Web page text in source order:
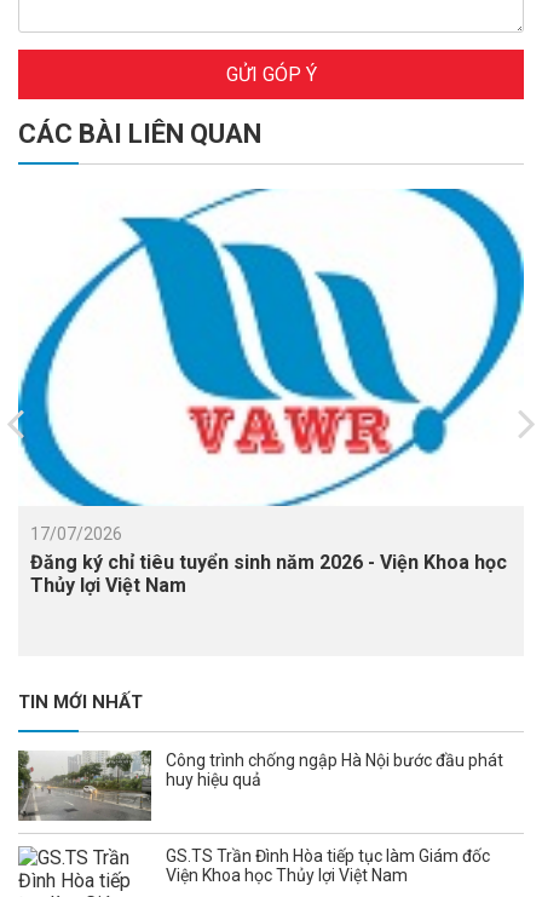
GỬI GÓP Ý
CÁC BÀI LIÊN QUAN
17/07/2026
Đăng ký chỉ tiêu tuyển sinh năm 2026 - Viện Khoa học
Thủy lợi Việt Nam
TIN MỚI NHẤT
Công trình chống ngập Hà Nội bước đầu phát
huy hiệu quả
GS.TS Trần Đình Hòa tiếp tục làm Giám đốc
Viện Khoa học Thủy lợi Việt Nam